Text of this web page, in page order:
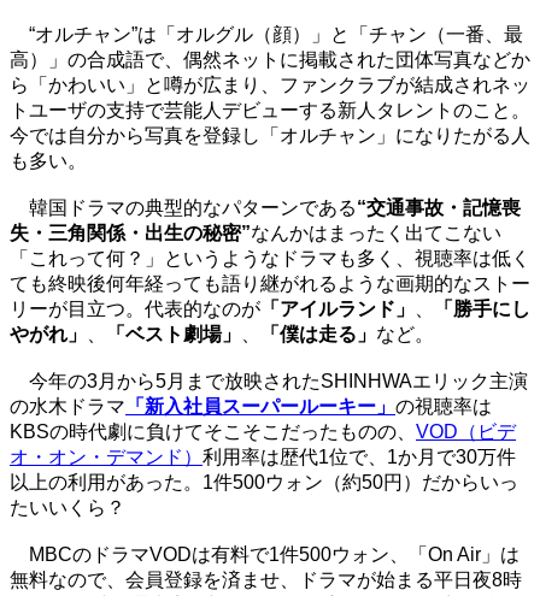
“オルチャン”は「オルグル（顔）」と「チャン（一番、最
高）」の合成語で、偶然ネットに掲載された団体写真などか
ら「かわいい」と噂が広まり、ファンクラブが結成されネッ
トユーザの支持で芸能人デビューする新人タレントのこと。
今では自分から写真を登録し「オルチャン」になりたがる人
も多い。
韓国ドラマの典型的なパターンである“交通事故・記憶喪
失・三角関係・出生の秘密”なんかはまったく出てこない
「これって何？」というようなドラマも多く、視聴率は低く
ても終映後何年経っても語り継がれるような画期的なストー
リーが目立つ。代表的なのが 「アイルランド」
「勝手にし
やがれ」
「ベスト劇場」 「僕は走る」 など。
今年の3月から5月まで放映されたSHINHWAエリック主演
の水木ドラマ 「新入社員スーパールーキー」 の視聴率は
KBSの時代劇に負けてそこそこだったものの、 VOD（ビデ
オ・オン・デマンド） 利用率は歴代1位で、1か月で30万件
以上の利用があった。1件500ウォン（約50円）だからいっ
たいいくら？
MBCのドラマVODは有料で1件500ウォン、「On Air」は
無料なので、会員登録を済ませ、ドラマが始まる平日夜8時